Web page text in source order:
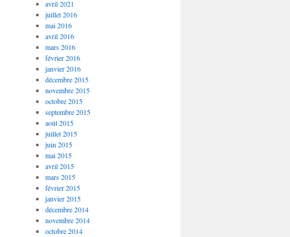
avril 2021
juillet 2016
mai 2016
avril 2016
mars 2016
février 2016
janvier 2016
décembre 2015
novembre 2015
octobre 2015
septembre 2015
août 2015
juillet 2015
juin 2015
mai 2015
avril 2015
mars 2015
février 2015
janvier 2015
décembre 2014
novembre 2014
octobre 2014